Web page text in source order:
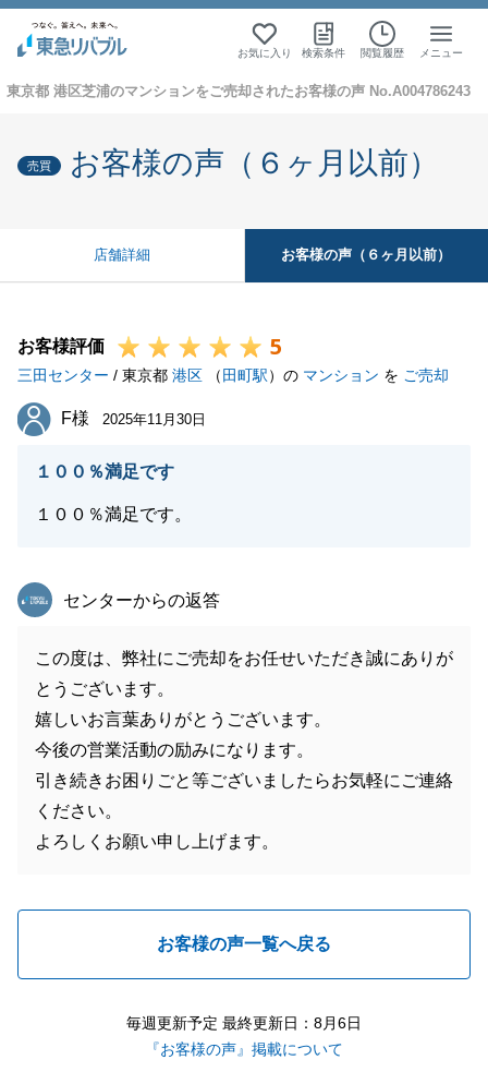
お気に入り 検索条件 閲覧履歴 メニュー
東京都 港区芝浦のマンションをご売却されたお客様の声 No.A004786243
売買 お客様の声（６ヶ月以前）
店舗詳細 お客様の声（６ヶ月以前）
お客様評価 5
三田センター / 東京都 港区 （ 田町駅）の マンション を ご売却
F様
F様 2025年11月30日
１００％満足です
１００％満足です。
東急リバブル
センターからの返答
この度は、弊社にご売却をお任せいただき誠にありが
とうございます。
嬉しいお言葉ありがとうございます。
今後の営業活動の励みになります。
引き続きお困りごと等ございましたらお気軽にご連絡
ください。
よろしくお願い申し上げます。
お客様の声一覧へ戻る
毎週更新予定 最終更新日：8月6日
『お客様の声』掲載について